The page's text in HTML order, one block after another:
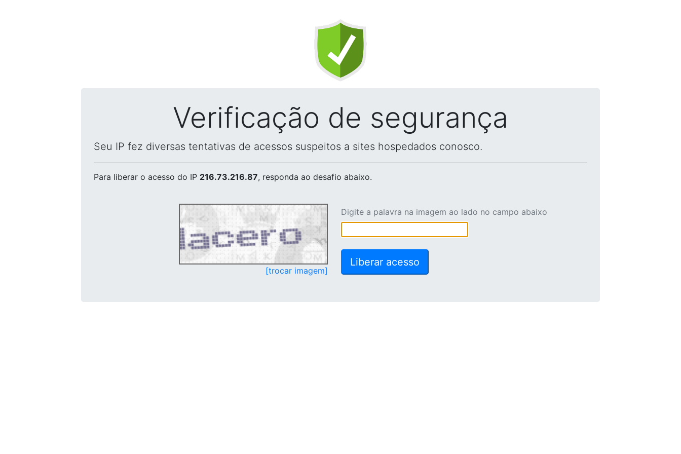
Verificação de segurança
Seu IP fez diversas tentativas de acessos suspeitos a sites hospedados conosco.
Para liberar o acesso do IP 216.73.216.87, responda ao desafio abaixo.
[trocar imagem]
Digite a palavra na imagem ao lado no campo abaixo